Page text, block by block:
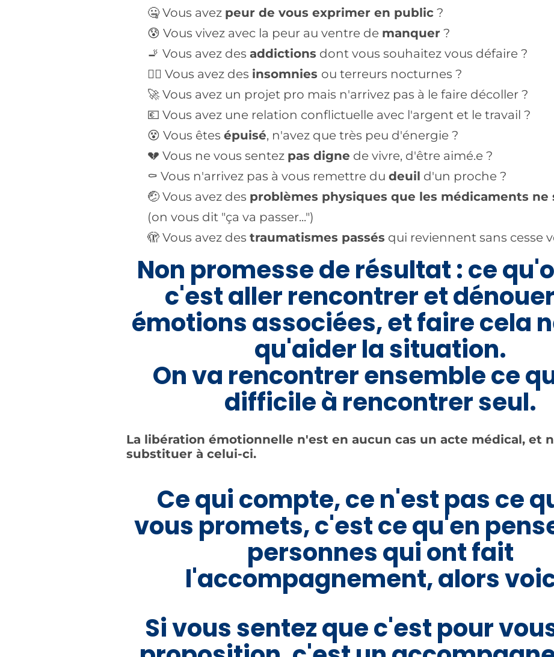
🤐 Vous avez peur de vous exprimer en public ?
😰 Vous vivez avec la peur au ventre de manquer ?
🚬 Vous avez des addictions dont vous souhaitez vous défaire ?
😵‍💫 Vous avez des insomnies ou terreurs nocturnes ?
🚀 Vous avez un projet pro mais n'arrivez pas à le faire décoller ?
💶 Vous avez une relation conflictuelle avec l'argent et le travail ?
😵 Vous êtes épuisé, n'avez que très peu d'énergie ?
💔 Vous ne vous sentez pas digne de vivre, d'être aimé.e ?
⚰️ Vous n'arrivez pas à vous remettre du deuil d'un proche ?
🤕 Vous avez des problèmes physiques que les médicaments
(on vous dit "ça va passer...")
🫣 Vous avez des traumatismes passés qui reviennent sans cesse
Non promesse de résultat : ce
c'est aller rencontrer et
émotions associées, et faire cela
qu'aider la situation.
On va rencontrer ensemble ce
difficile à rencontrer seul.
La libération émotionnelle n'est en aucun cas un acte médical, et
substituer à celui-ci.
Ce qui compte, ce n'est pas ce
vous promets, c'est ce qu'en
personnes qui ont fait
l'accompagnement, alors
Si vous sentez que c'est pour